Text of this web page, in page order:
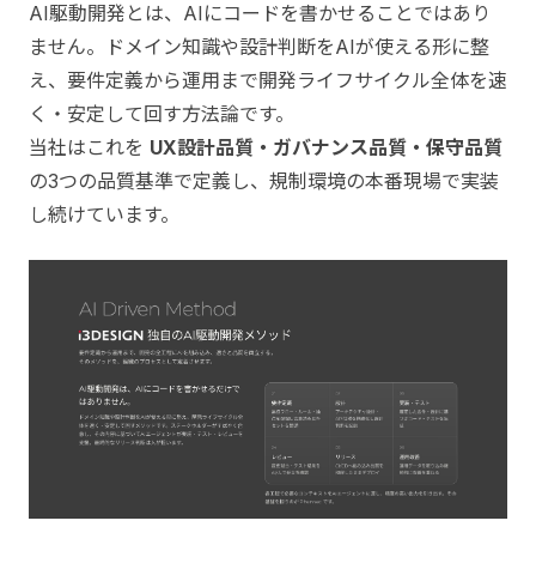
AI駆動開発とは、AIにコードを書かせることではあり
ません。ドメイン知識や設計判断をAIが使える形に整
え、要件定義から運用まで開発ライフサイクル全体を速
く・安定して回す方法論です。
当社はこれを UX設計品質・ガバナンス品質・保守品質
の3つの品質基準で定義し、規制環境の本番現場で実装
し続けています。